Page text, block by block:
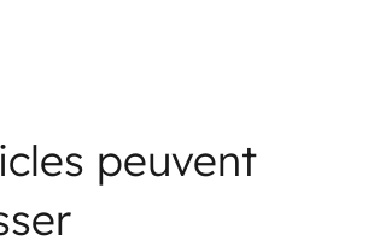
peuvent